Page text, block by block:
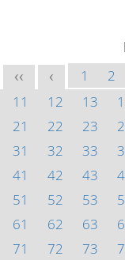
<< < 1 2
11
12 13
21
22 23
31
32 33
41
42 43
51
52 53
61
62 63
71
72 73